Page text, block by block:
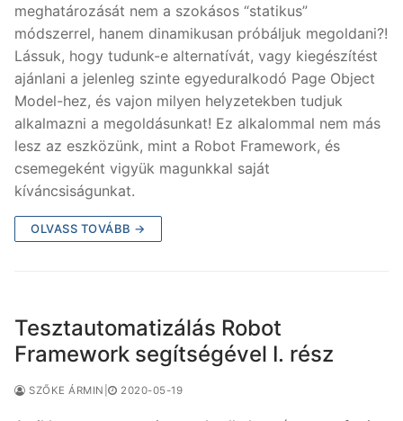
meghatározását nem a szokásos “statikus”
módszerrel, hanem dinamikusan próbáljuk megoldani?!
Lássuk, hogy tudunk-e alternatívát, vagy kiegészítést
ajánlani a jelenleg szinte egyeduralkodó Page Object
Model-hez, és vajon milyen helyzetekben tudjuk
alkalmazni a megoldásunkat! Ez alkalommal nem más
lesz az eszközünk, mint a Robot Framework, és
csemegeként vigyük magunkkal saját
kíváncsiságunkat.
OLVASS TOVÁBB →
Tesztautomatizálás Robot
Framework segítségével I. rész
SZŐKE ÁRMIN 2020-05-19